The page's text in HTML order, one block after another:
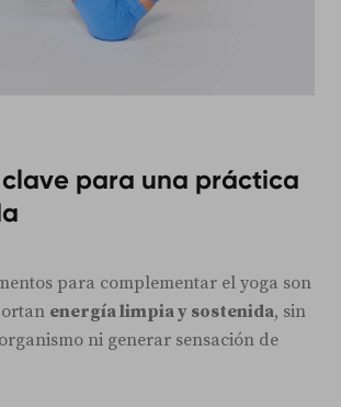
para una práctica
para complementar el yoga son
energía limpia y sostenida, sin
ni generar sensación de